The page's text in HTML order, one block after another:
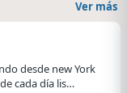
Ver más
desde new York
cada día lis…